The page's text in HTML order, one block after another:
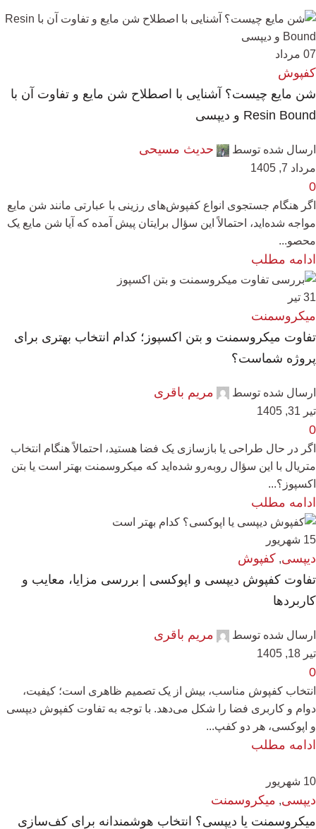
07 مرداد
کفپوش
شن مایع چیست؟ آشنایی با اصطلاح شن مایع و تفاوت آن با
Resin Bound و دیپسی
ارسال شده توسط حدیث مسیحی
مرداد 7, 1405
0
اگر هنگام جستجوی انواع کفپوش‌های رزینی با عبارتی مانند شن مایع
مواجه شده‌اید، احتمالاً این سؤال برایتان پیش آمده که آیا شن مایع یک
محصو...
ادامه مطلب
31 تیر
میکروسمنت
تفاوت میکروسمنت و بتن اکسپوز؛ کدام انتخاب بهتری برای
پروژه شماست؟
ارسال شده توسط مریم باقری
تیر 31, 1405
0
اگر در حال طراحی یا بازسازی یک فضا هستید، احتمالاً هنگام انتخاب
متریال با این سؤال روبه‌رو شده‌اید که میکروسمنت بهتر است یا بتن
اکسپوز؟...
ادامه مطلب
15 شهریور
دیپسی, کفپوش
تفاوت کفپوش دیپسی و اپوکسی | بررسی مزایا، معایب و
کاربردها
ارسال شده توسط مریم باقری
تیر 18, 1405
0
انتخاب کفپوش مناسب، بیش از یک تصمیم ظاهری است؛ کیفیت،
دوام و کاربری فضا را شکل می‌دهد. با توجه به تفاوت کفپوش دیپسی
و اپوکسی، هر دو کفپ...
ادامه مطلب
10 شهریور
دیپسی, میکروسمنت
میکروسمنت یا دیپسی؟ انتخاب هوشمندانه برای کف‌سازی